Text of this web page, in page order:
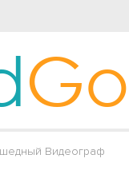
Go
Видеограф